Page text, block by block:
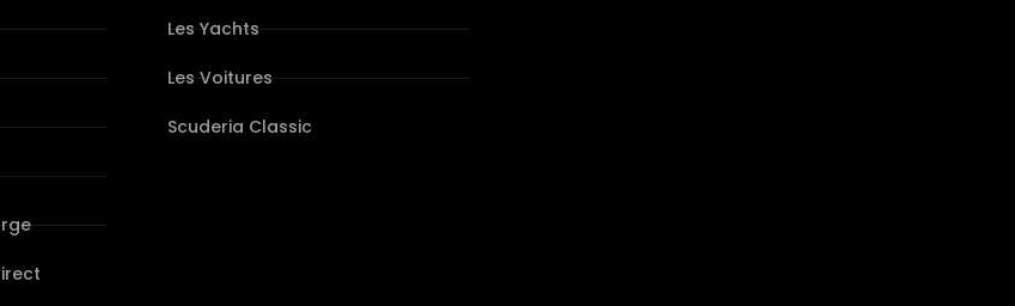
Les Yachts
Les Voitures
Scuderia Classic